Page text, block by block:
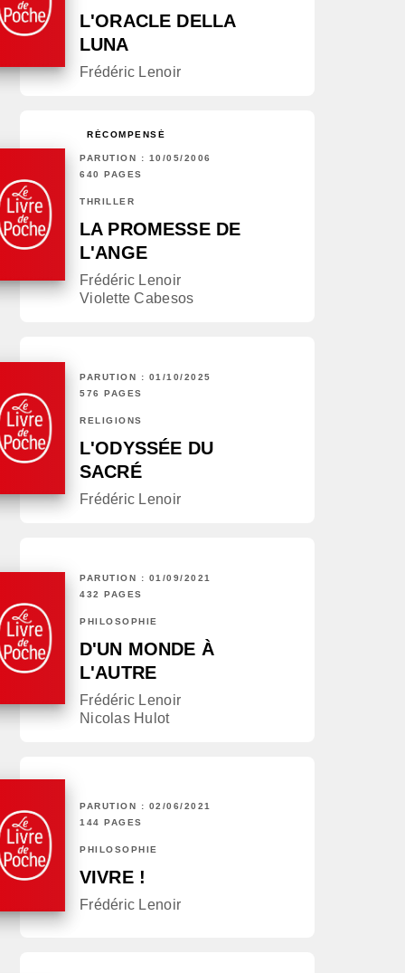
L'ORACLE DELLA
LUNA
Frédéric Lenoir
RÉCOMPENSÉ
PARUTION : 10/05/2006
640 PAGES
THRILLER
LA PROMESSE DE
L'ANGE
Frédéric Lenoir
Violette Cabesos
PARUTION : 01/10/2025
576 PAGES
RELIGIONS
L'ODYSSÉE DU
SACRÉ
Frédéric Lenoir
PARUTION : 01/09/2021
432 PAGES
PHILOSOPHIE
D'UN MONDE À
L'AUTRE
Frédéric Lenoir
Nicolas Hulot
PARUTION : 02/06/2021
144 PAGES
PHILOSOPHIE
VIVRE !
Frédéric Lenoir